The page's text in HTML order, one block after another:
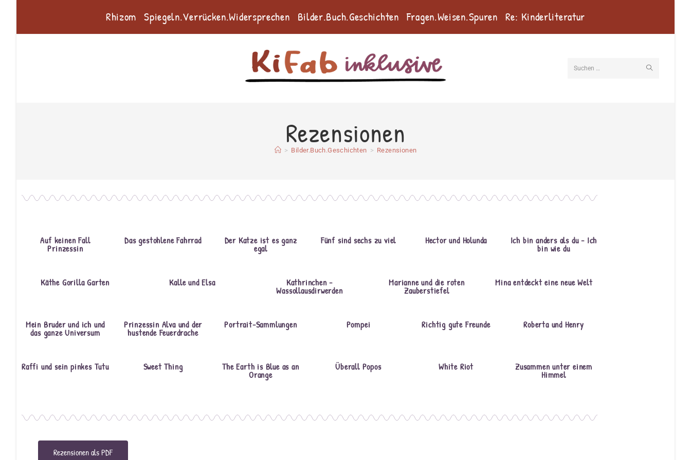
Rhizom Spiegeln.Verrücken.Widersprechen Bilder.Buch.Geschichten Fragen.Weisen.Spuren Re: Kinderliteratur
Suchen …
Rezensionen
> Bilder.Buch.Geschichten > Rezensionen
Auf keinen Fall
Prinzessin
Das gestohlene Fahrrad Der Katze ist es ganz
egal
Fünf sind sechs zu viel Hector und Holunda Ich bin anders als du - Ich
bin wie du
Käthe Gorilla Garten Kalle und Elsa Kathrinchen -
Wassollausdirwerden
Marianne und die roten
Zauberstiefel
Mina entdeckt eine neue Welt
Mein Bruder und ich und
das ganze Universum
Prinzessin Alva und der
hustende Feuerdrache
Portrait-Sammlungen Pompei Richtig gute Freunde Roberta und Henry
Raffi und sein pinkes Tutu Sweet Thing The Earth is Blue as an
Orange
Überall Popos White Riot Zusammen unter einem
Himmel
Rezensionen als PDF